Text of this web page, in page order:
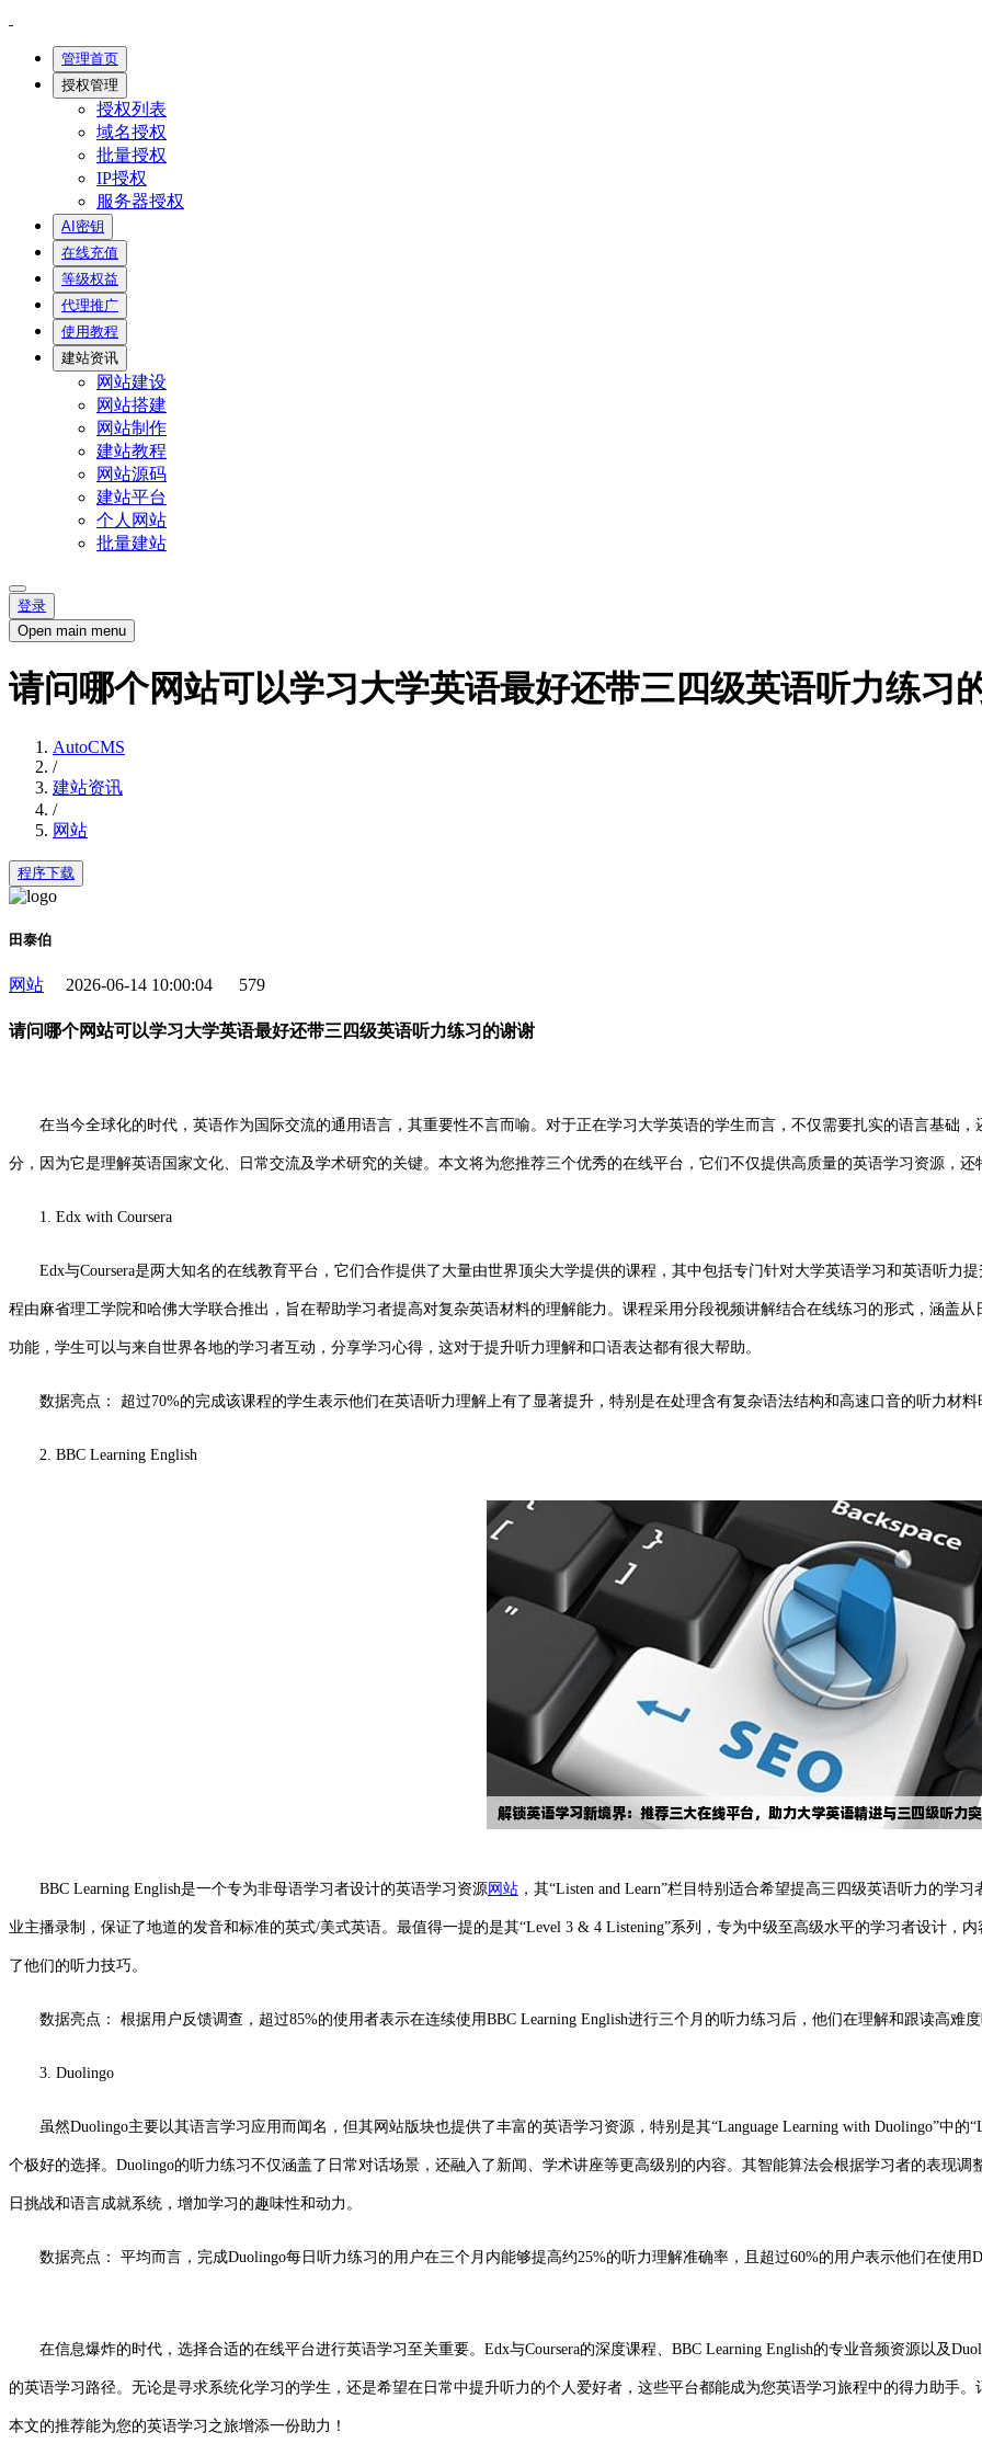
管理首页
授权管理
授权列表
域名授权
批量授权
IP授权
服务器授权
AI密钥
在线充值
等级权益
代理推广
使用教程
建站资讯
网站建设
网站搭建
网站制作
建站教程
网站源码
建站平台
个人网站
批量建站
登录
Open main menu
请问哪个网站可以学习大学英语最好还带三四级英语听力练习
AutoCMS
/
建站资讯
/
网站
程序下载
田泰伯
网站 2026-06-14 10:00:04 579
请问哪个网站可以学习大学英语最好还带三四级英语听力练习的谢谢
在当今全球化的时代，英语作为国际交流的通用语言，其重要性不言而喻。对于正在学习大学英语的学生而言，不仅需要扎实的语言基础
分，因为它是理解英语国家文化、日常交流及学术研究的关键。本文将为您推荐三个优秀的在线平台，它们不仅提供高质量的英语学习资源，
1. Edx with Coursera
Edx与Coursera是两大知名的在线教育平台，它们合作提供了大量由世界顶尖大学提供的课程，其中包括专门针对大学英语学习和英语听力
程由麻省理工学院和哈佛大学联合推出，旨在帮助学习者提高对复杂英语材料的理解能力。课程采用分段视频讲解结合在线练习的形式，涵盖
功能，学生可以与来自世界各地的学习者互动，分享学习心得，这对于提升听力理解和口语表达都有很大帮助。
数据亮点： 超过70%的完成该课程的学生表示他们在英语听力理解上有了显著提升，特别是在处理含有复杂语法结构和高速口音的听力材料
2. BBC Learning English
BBC Learning English是一个专为非母语学习者设计的英语学习资源 网站 ，其“Listen and Learn”栏目特别适合希望提高三四级英语听力的学
业主播录制，保证了地道的发音和标准的英式/美式英语。最值得一提的是其“Level 3 & 4 Listening”系列，专为中级至高级水平的学习者设计，
了他们的听力技巧。
数据亮点： 根据用户反馈调查，超过85%的使用者表示在连续使用BBC Learning English进行三个月的听力练习后，他们在理解和跟读高难
3. Duolingo
虽然Duolingo主要以其语言学习应用而闻名，但其网站版块也提供了丰富的英语学习资源，特别是其“Language Learning with Duolingo”中
个极好的选择。Duolingo的听力练习不仅涵盖了日常对话场景，还融入了新闻、学术讲座等更高级别的内容。其智能算法会根据学习者的表现
日挑战和语言成就系统，增加学习的趣味性和动力。
数据亮点： 平均而言，完成Duolingo每日听力练习的用户在三个月内能够提高约25%的听力理解准确率，且超过60%的用户表示他们在使用
在信息爆炸的时代，选择合适的在线平台进行英语学习至关重要。Edx与Coursera的深度课程、BBC Learning English的专业音频资源以及
的英语学习路径。无论是寻求系统化学习的学生，还是希望在日常中提升听力的个人爱好者，这些平台都能成为您英语学习旅程中的得力助手
本文的推荐能为您的英语学习之旅增添一份助力！